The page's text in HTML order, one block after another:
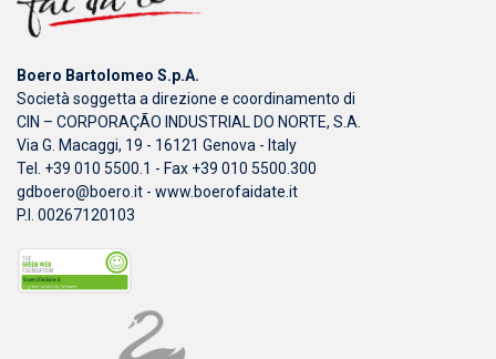
Boero Bartolomeo S.p.A.
Società soggetta a direzione e coordinamento di
CIN – CORPORAÇÃO INDUSTRIAL DO NORTE, S.A.
Via G. Macaggi, 19 - 16121 Genova - Italy
Tel. +39 010 5500.1 - Fax +39 010 5500.300
gdboero@boero.it - www.boerofaidate.it
P.I. 00267120103